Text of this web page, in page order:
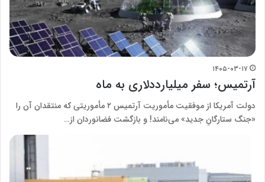
۱۴۰۵-۰۳-۱۷
آرتمیس؛ سفر میلیارددلاری به ماه
دولت آمریکا از موفقیت مأموریت آرتمیس ۲ مأموریتی که منتقدان آن را
«جنگ ستارگانِ جدید» می‌نامند! و بازگشت فضانوردان از…